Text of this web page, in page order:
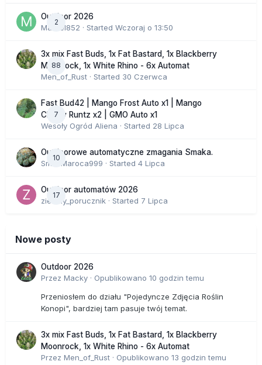
2
Outdoor 2026
Marcel852 · Started Wczoraj o 13:50
88
3x mix Fast Buds, 1x Fat Bastard, 1x Blackberry
Moonrock, 1x White Rhino - 6x Automat
Men_of_Rust · Started 30 Czerwca
7
Fast Bud42 | Mango Frost Auto x1 | Mango
Cherry Runtz x2 | GMO Auto x1
Wesoły Ogród Aliena · Started 28 Lipca
10
Outdoorowe automatyczne zmagania Smaka.
SmakMaroca999 · Started 4 Lipca
17
Outdoor automatów 2026
zielony_porucznik · Started 7 Lipca
Nowe posty
Outdoor 2026
Przez Macky · Opublikowano 10 godzin temu
Przeniosłem do działu "Pojedyncze Zdjęcia Roślin
Konopi", bardziej tam pasuje twój temat.
3x mix Fast Buds, 1x Fat Bastard, 1x Blackberry
Moonrock, 1x White Rhino - 6x Automat
Przez Men_of_Rust · Opublikowano 13 godzin temu